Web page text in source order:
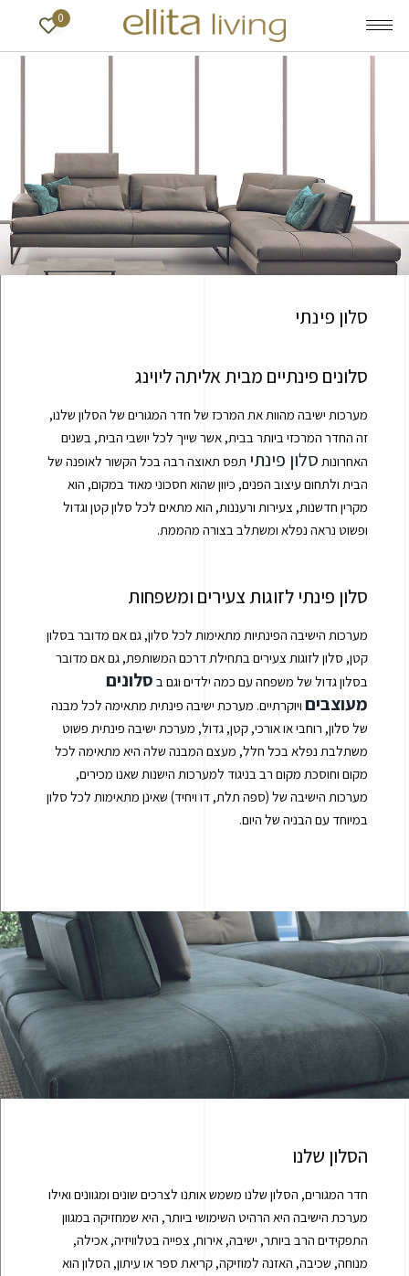
0
סלון פינתי
סלונים פינתיים מבית אליתה ליוינג
מערכות ישיבה מהוות את המרכז של חדר המגורים של הסלון שלנו,
זה החדר המרכזי ביותר בבית, אשר שייך לכל יושבי הבית, בשנים
האחרונות סלון פינתי תפס תאוצה רבה בכל הקשור לאופנה של
הבית ולתחום עיצוב הפנים, כיוון שהוא חסכוני מאוד במקום, הוא
מקרין חדשנות, צעירות ורעננות, הוא מתאים לכל סלון קטן וגדול
ופשוט נראה נפלא ומשתלב בצורה מהממת.
סלון פינתי לזוגות צעירים ומשפחות
מערכות הישיבה הפינתיות מתאימות לכל סלון, גם אם מדובר בסלון
קטן, סלון לזוגות צעירים בתחילת דרכם המשותפת, גם אם מדובר
בסלון גדול של משפחה עם כמה ילדים וגם ב סלונים
מעוצביםויוקרתיים. מערכת ישיבה פינתית מתאימה לכל מבנה
של סלון, רוחבי או אורכי, קטן, גדול, מערכת ישיבה פינתית פשוט
משתלבת נפלא בכל חלל, מעצם המבנה שלה היא מתאימה לכל
מקום וחוסכת מקום רב בניגוד למערכות הישנות שאנו מכירים,
מערכות הישיבה של (ספה תלת, דו ויחיד) שאינן מתאימות לכל סלון
במיוחד עם הבניה של היום.
הסלון שלנו
חדר המגורים, הסלון שלנו משמש אותנו לצרכים שונים ומגוונים ואילו
מערכת הישיבה היא הרהיט השימושי ביותר, היא שמחזיקה במגוון
התפקידים הרב ביותר, ישיבה, אירוח, צפייה בטלוויזיה, אכילה,
מנוחה, שכיבה, האזנה למוזיקה, קריאת ספר או עיתון, הסלון הוא